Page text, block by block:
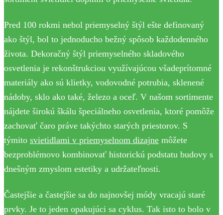
Pred 100 rokmi nebol priemyselný štýl ešte definovaný
ako štýl, bol to jednoducho bežný spôsob každodenného
života. Dekoračný štýl priemyselného skladového
osvetlenia je rekonštrukciou využívajúcou všadeprítomné
materiály ako sú klietky, vodovodné potrubia, sklenené
nádoby, sklo ako také, železo a oceľ. V našom sortimente
nájdete širokú škálu špeciálneho osvetlenia, ktoré pomôže
zachovať čaro práve takýchto starých priestorov. S
týmito svietidlami v priemyselnom dizajne môžete
bezproblémovo kombinovať historickú podstatu budovy s
dnešným zmyslom estetiky a udržateľnosti.
Častejšie a častejšie sa do najnovšej módy vracajú staré
prvky. Je to jeden opakujúci sa cyklus. Tak isto to bolo v